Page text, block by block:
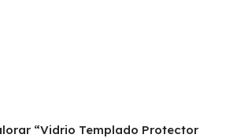
“Vidrio Templado Protector